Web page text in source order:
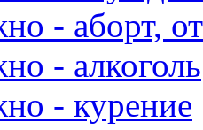
- аборт,
- алкоголь
- курение